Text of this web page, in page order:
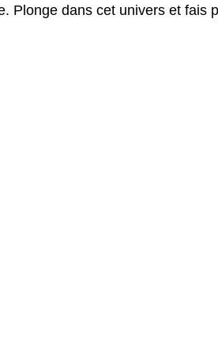
Plonge dans cet univers et fais